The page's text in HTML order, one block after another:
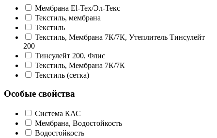
Мембрана El-Tex/Эл-Текс
Текстиль, мембрана
Текстиль
Текстиль, Мембрана 7К/7К, Утеплитель Тинсулейт
200
Тинсулейт 200, Флис
Текстиль, Мембрана 7К/7К
Текстиль (сетка)
Особые свойства
Система КАС
Мембрана, Водостойкость
Водостойкость